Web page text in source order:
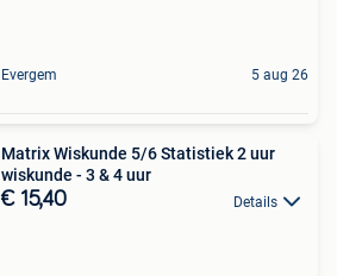
Evergem 5 aug 26
Matrix Wiskunde 5/6 Statistiek 2 uur
wiskunde - 3 & 4 uur
€ 15,40 Details